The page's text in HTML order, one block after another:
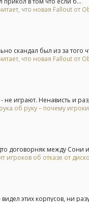
что новая Fallout
скандал был из за того
что новая Fallout
не играют. Ненависть и
об руку – почему
договорняк между Сони
игроков об отказе от
этих корпусов, ни